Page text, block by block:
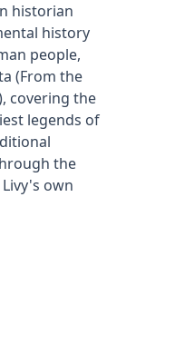
historian
history
people,
(From the
covering the
legends of
the
own